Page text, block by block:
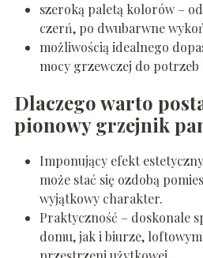
szeroką paletą kolorów –
czerń, po dwubarwne
możliwością idealnego
mocy grzewczej do potrzeb
Dlaczego warto
pionowy grzejnik
Imponujący efekt
może stać się ozdobą
wyjątkowy charakter.
Praktyczność – doskonale
domu, jak i biurze,